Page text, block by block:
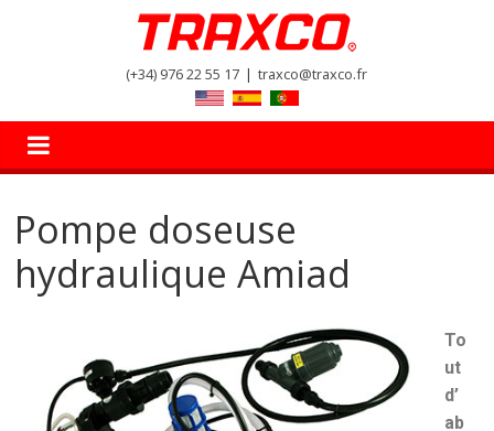
(+34) 976 22 55 17 | traxco@traxco.fr
Pompe doseuse
hydraulique Amiad
To
ut
d’
ab